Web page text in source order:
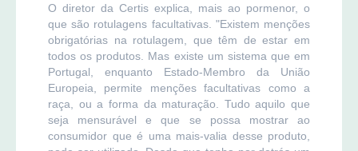
O diretor da Certis explica, mais ao pormenor, o
que são rotulagens facultativas. "Existem menções
obrigatórias na rotulagem, que têm de estar em
todos os produtos. Mas existe um sistema que em
Portugal, enquanto Estado-Membro da União
Europeia, permite menções facultativas como a
raça, ou a forma da maturação. Tudo aquilo que
seja mensurável e que se possa mostrar ao
consumidor que é uma mais-valia desse produto,